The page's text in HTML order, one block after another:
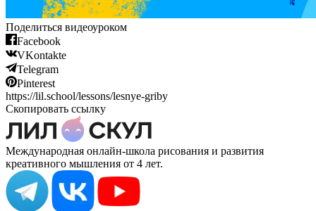
Поделиться видеоуроком
Facebook
VKontakte
Telegram
Pinterest
https://lil.school/lessons/lesnye-griby
Скопировать ссылку
Международная онлайн-школа рисования и развития
креативного мышления от 4 лет.